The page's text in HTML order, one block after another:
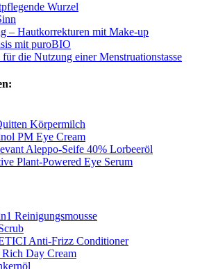
Wurzel
– Hautkorrekturen mit Make-up
mit puroBIO
die Nutzung einer Menstruationstasse
Körpermilch
PM Eye Cream
Aleppo-Seife 40% Lorbeeröl
Plant-Powered Eye Serum
Reinigungsmousse
Anti-Frizz Conditioner
Day Cream